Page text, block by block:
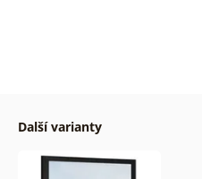
Další varianty